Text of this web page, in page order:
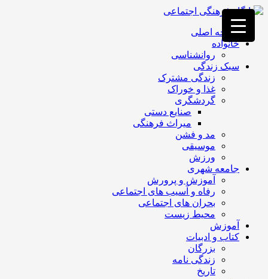
فصد
خون
غرب
تهران
خشکشویی
تصفیه
تهران
صفحه اصلی
خانواده
روانشناسی
سبک زندگی
زندگی مشترک
غذا و خوراک
گردشگری
صنایع دستی
میراث فرهنگی
مد و فشن
موسیقی
ورزش
جامعه شهری
آموزش و پرورش
رفاه و آسیب های اجتماعی
بحران های اجتماعی
محیط زیست
آموزش
کتاب و ادبیات
بزرگان
زندگی نامه
تاریخ